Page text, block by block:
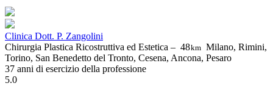
Clinica Dott. P. Zangolini
Chirurgia Plastica Ricostruttiva ed Estetica – 48km Milano, Rimini,
Torino, San Benedetto del Tronto, Cesena, Ancona, Pesaro
37 anni di esercizio della professione
5.0